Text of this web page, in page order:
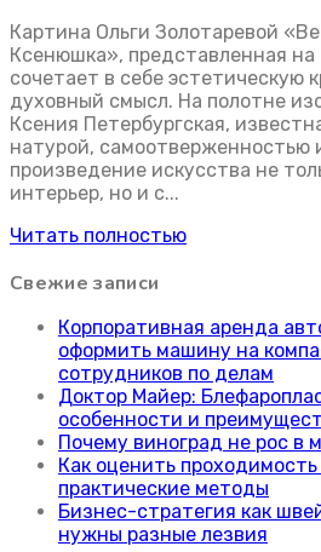
Картина Ольги Золотаревой
Ксенюшка», представленная
сочетает в себе эстетическую
духовный смысл. На полотне
Ксения Петербургская,
натурой, самоотверженностью
произведение искусства не
интерьер, но и с...
Читать полностью
Свежие записи
Корпоративная аренда
оформить машину на
сотрудников по делам
Доктор Майер:
особенности и
Почему виноград не рос в
Как оценить
практические методы
Бизнес-стратегия как
нужны разные лезвия